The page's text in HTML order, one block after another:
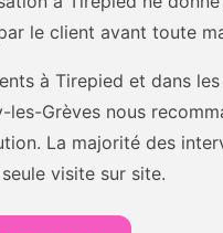
le client avant toute
à Tirepied et dans
les-Grèves nous
La majorité des
visite sur site.